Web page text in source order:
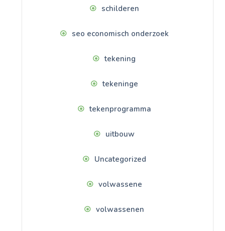
schilderen
seo economisch onderzoek
tekening
tekeninge
tekenprogramma
uitbouw
Uncategorized
volwassene
volwassenen